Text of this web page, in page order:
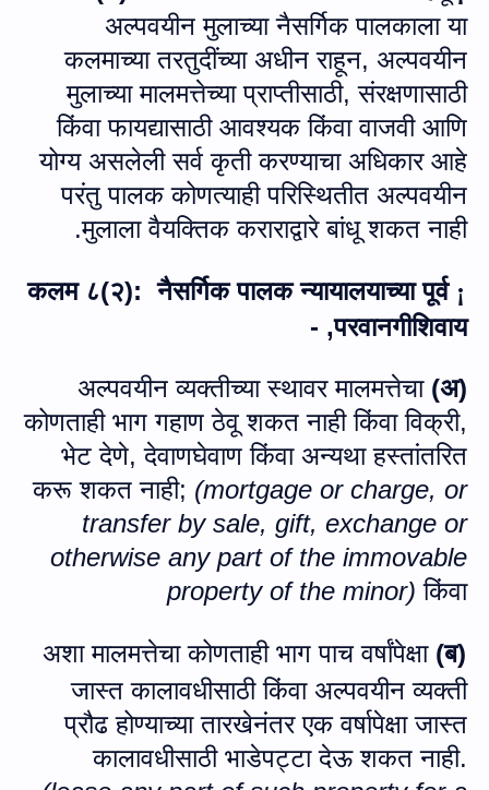
अल्पवयीन मुलाच्या नैसर्गिक पालकाला या
कलमाच्या तरतुदींच्या अधीन राहून, अल्पवयीन
मुलाच्या मालमत्तेच्या प्राप्तीसाठी,संरक्षणासाठी
किंवा फायद्यासाठी आवश्यक किंवा वाजवी आणि
योग्य असलेली सर्व कृती करण्याचा अधिकार आहे
परंतु पालक कोणत्याही परिस्थितीत अल्पवयीन
मुलाला वैयक्तिक कराराद्वारे बांधू शकत नाही.
¡
कलम ८(२): नैसर्गिक पालक न्यायालयाच्या पूर्व
परवानगीशिवाय
, -
(अ)
अल्पवयीन व्यक्तीच्या स्थावर मालमत्तेचा
कोणताही भाग गहाण ठेवू शकत नाही किंवा विक्री,
भेट देणे,देवाणघेवाण किंवा अन्यथा हस्तांतरित
करू शकत नाही; (mortgage or charge, or
transfer by sale, gift, exchange or
otherwise any part of the immovable
property of the minor) किंवा
(ब)
अशा मालमत्तेचा कोणताही भाग पाच वर्षांपेक्षा
जास्त कालावधीसाठी किंवा अल्पवयीन व्यक्ती
प्रौढ होण्याच्या तारखेनंतर एक वर्षापेक्षा जास्त
कालावधीसाठी भाडेपट्टा देऊ शकत नाही.